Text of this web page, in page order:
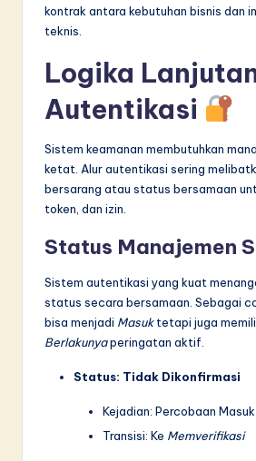
kontrak antara kebutuhan bisnis dan
teknis.
Logika
Autentikasi
Sistem keamanan membutuhkan
ketat. Alur autentikasi sering
bersarang atau status bersamaan
token, dan izin.
Status Manajemen
Sistem autentikasi yang kuat
status secara bersamaan. Sebagai
bisa menjadi Masuktetapi juga
Berlakunyaperingatan aktif.
Status: Tidak Dikonfirmasi
Kejadian: Percobaan Masuk
Transisi: Ke Memverifikasi